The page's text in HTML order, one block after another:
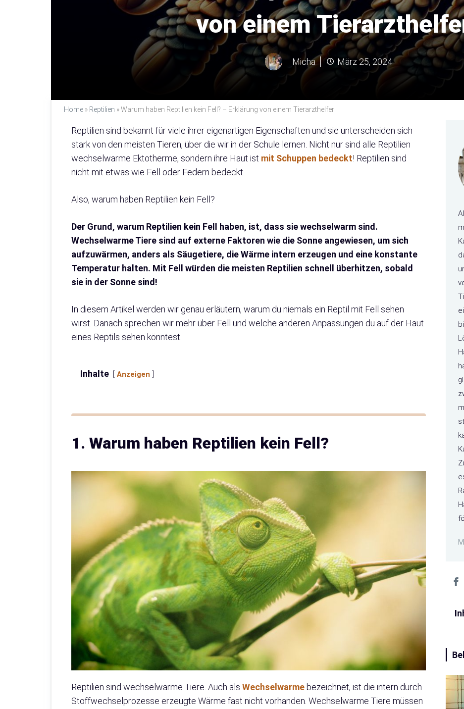
von einem
Micha März 25, 2024
Home » Reptilien »Warum haben Reptilien kein Fell? – Erklärung von einem Tierarzthelfer
Reptilien sind bekannt für viele ihrer eigenartigen Eigenschaften und sie unterscheiden sich
stark von den meisten Tieren, über die wir in der Schule lernen. Nicht nur sind alle Reptilien
wechselwarme Ektotherme, sondern ihre Haut ist mit Schuppen bedeckt! Reptilien sind
nicht mit etwas wie Fell oder Federn bedeckt.
Also, warum haben Reptilien kein Fell?
Der Grund, warum Reptilien kein Fell haben, ist, dass sie wechselwarm sind.
Wechselwarme Tiere sind auf externe Faktoren wie die Sonne angewiesen, um sich
aufzuwärmen, anders als Säugetiere, die Wärme intern erzeugen und eine konstante
Temperatur halten. Mit Fell würden die meisten Reptilien schnell überhitzen, sobald
sie in der Sonne sind!
In diesem Artikel werden wir genau erläutern, warum du niemals ein Reptil mit Fell sehen
wirst. Danach sprechen wir mehr über Fell und welche anderen Anpassungen du auf der Haut
eines Reptils sehen könntest.
Inhalte Anzeigen
1. Warum haben Reptilien kein Fell?
Reptilien sind wechselwarme Tiere. Auch als Wechselwarme bezeichnet, ist die intern durch
Stoffwechselprozesse erzeugte Wärme fast nicht vorhanden. Wechselwarme Tiere müssen